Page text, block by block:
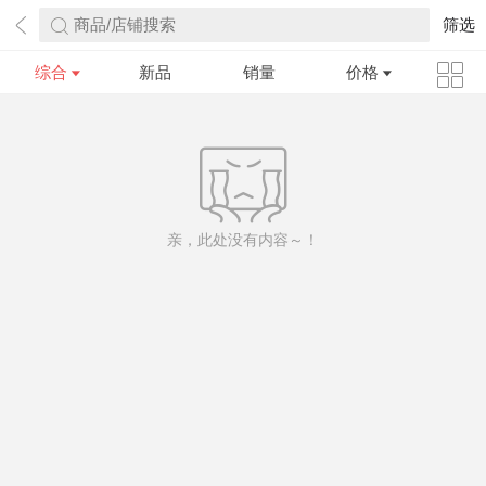
商品/店铺搜索 筛选
综合 新品 销量 价格
亲，此处没有内容～！